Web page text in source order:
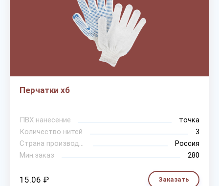
Перчатки хб
ПВХ нанесение
точка
Количество нитей
3
Страна производитель
Россия
Мин.заказ
280
15.06 ₽ Заказать